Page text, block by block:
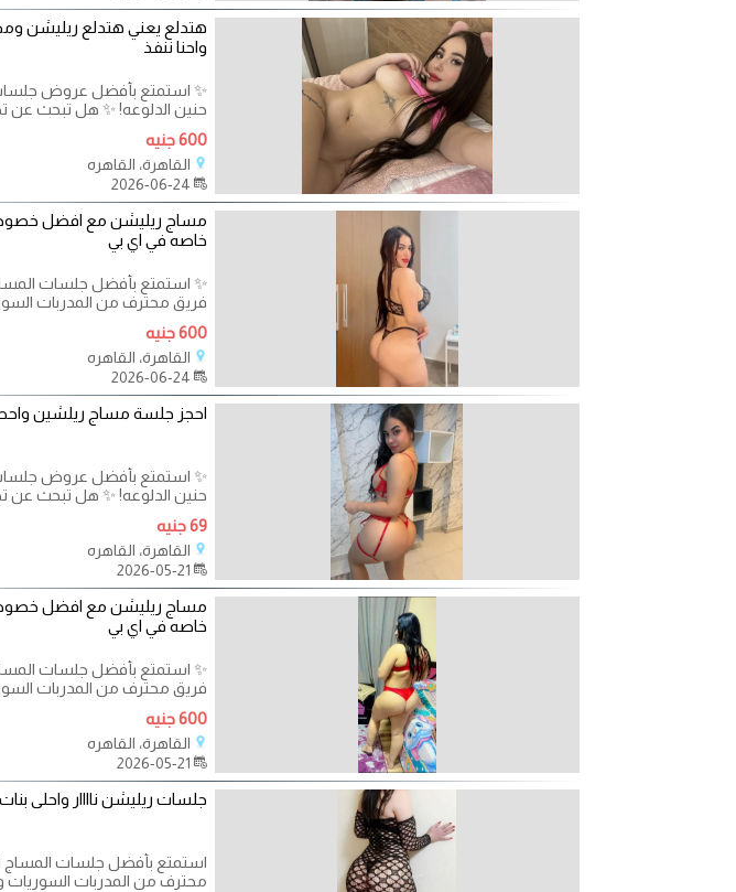
هتدلع يعني هتدلع ريليشن
واحنا ننفذ
✨ استمتع بأفضل عروض
حنين الدلوعه! ✨ هل تبحث عن
600 جنيه
القاهرة، القاهره
مساج ريليشن مع افضل
خاصه في اي بي
✨ استمتع بأفضل جلسات
فريق محترف من المدربات
600 جنيه
القاهرة، القاهره
احجز جلسة مساج ريلشين
✨ استمتع بأفضل عروض
حنين الدلوعه! ✨ هل تبحث عن
69 جنيه
القاهرة، القاهره
مساج ريليشن مع افضل
خاصه في اي بي
✨ استمتع بأفضل جلسات
فريق محترف من المدربات
600 جنيه
القاهرة، القاهره
جلسات ريليشن ناااار واحلى
استمتع بأفضل جلسات المساج
محترف من المدربات السوريات